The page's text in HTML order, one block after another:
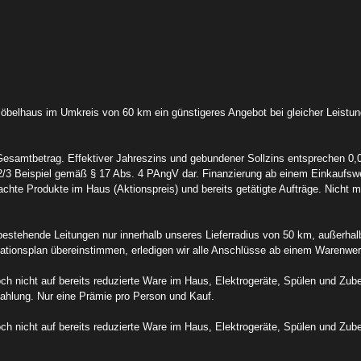
im Umkreis von 60 km ein günstigeres Angebot bei gleicher
Effektiver Jahreszins und gebundener Sollzins entsprechen
Beispiel gemäß § 17 Abs. 4 PAngV dar. Finanzierung ab einem
Produkte im Haus (Aktionspreis) und bereits getätigte Aufträge. Nicht
Leitungen nur innerhalb unseres Lieferradius von 50 km,
übereinstimmen, erledigen wir alle Anschlüsse ab einem
nicht auf bereits reduzierte Ware im Haus, Elektrogeräte, Spülen und
Nur eine Prämie pro Person und Kauf.
nicht auf bereits reduzierte Ware im Haus, Elektrogeräte, Spülen und